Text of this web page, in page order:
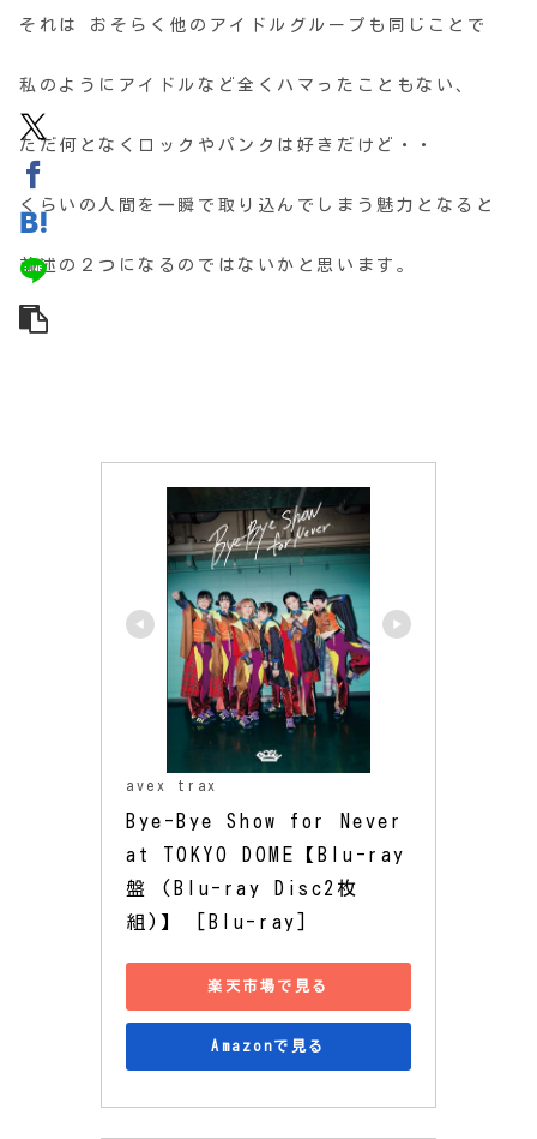
それは おそらく他のアイドルグループも同じことで
私のようにアイドルなど全くハマったこともない、
ただ何となくロックやパンクは好きだけど・・
くらいの人間を一瞬で取り込んでしまう魅力となると
前述の２つになるのではないかと思います。
avex trax
Bye-Bye Show for Never
at TOKYO DOME【Blu-ray
盤 (Blu-ray Disc2枚
組)】 [Blu-ray]
楽天市場で見る
Amazonで見る